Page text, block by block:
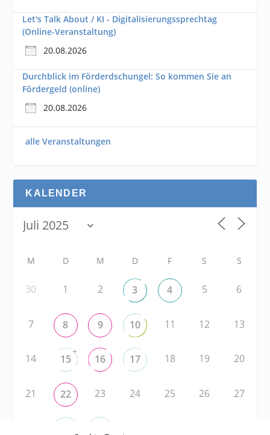
Let's Talk About / KI - Digitalisierungssprechtag
(Online-Veranstaltung)
20.08.2026
Durchblick im Förderdschungel: So kommen Sie an
Fördergeld (online)
20.08.2026
alle Veranstaltungen
KALENDER
M D M D F S S
30 1 2 3 4 5 6
7 8 9 10 11 12 13
14 15
+
16 17 18 19 20
21 22 23 24 25 26 27